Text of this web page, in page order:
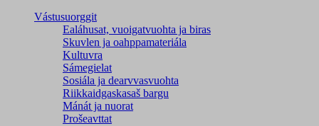
Vástusuorggit
Ealáhusat, vuoigatvuohta ja biras
Skuvlen ja oahppamateriála
Kultuvra
Sámegielat
Sosiála ja dearvvasvuohta
Riikkaidgaskasaš bargu
Mánát ja nuorat
Prošeavttat